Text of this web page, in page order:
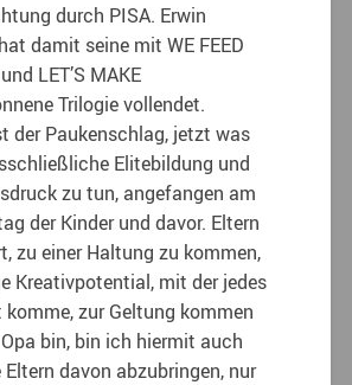
durch PISA. Erwin
damit seine mit WE FEED
LET’S MAKE
Trilogie vollendet.
der Paukenschlag, jetzt was
Elitebildung und
zu tun, angefangen am
der Kinder und davor. Eltern
zu einer Haltung zu kommen,
Kreativpotential, mit der jedes
komme, zur Geltung kommen
bin, bin ich hiermit auch
davon abzubringen, nur